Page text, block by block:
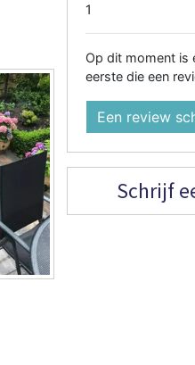
1
Op dit moment is
eerste die een
Een review
Schrijf